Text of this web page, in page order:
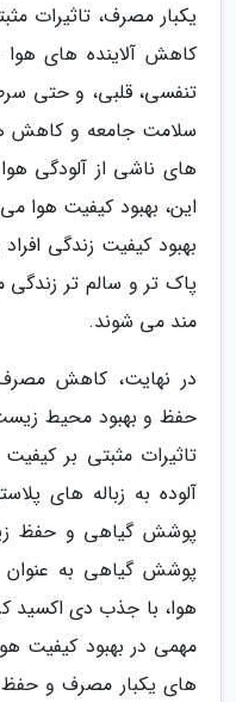
یکبار مصرف، تاثیرات
کاهش آلاینده های
تنفسی، قلبی، و حتی
سلامت جامعه و کاهش
های ناشی از آلودگی
این، بهبود کیفیت هوا
بهبود کیفیت زندگی
پاک تر و سالم تر زندگی
مند می شوند.
در نهایت، کاهش
حفظ و بهبود محیط
تاثیرات مثبتی بر
آلوده به زباله های
پوشش گیاهی و حفظ
پوشش گیاهی به عنوان
هوا، با جذب دی اکسید
مهمی در بهبود کیفیت
های یکبار مصرف و